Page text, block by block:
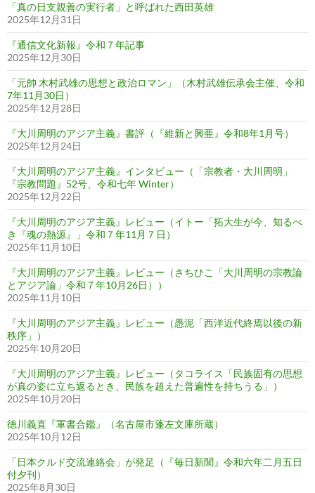
「真の日支親善の実行者」と呼ばれた西田英雄
2025年12月31日
『通信文化新報』令和７年記事
2025年12月30日
「元帥 木村武雄の思想と政治ロマン」（木村武雄伝承会主催、令和
7年11月30日）
2025年12月28日
『大川周明のアジア主義』書評（『維新と興亜』令和8年1月号）
2025年12月24日
『大川周明のアジア主義』インタビュー（「宗教者・大川周明」
『宗教問題』52号、令和七年 Winter）
2025年12月22日
『大川周明のアジア主義』レビュー（イトー「拓大生が今、知るべ
き『魂の熱源』」令和７年11月７日）
2025年11月10日
『大川周明のアジア主義』レビュー（さちひこ「大川周明の宗教論
とアジア論」令和７年10月26日））
2025年11月10日
『大川周明のアジア主義』レビュー（愚泥「西洋近代終焉以後の新
秩序」）
2025年10月20日
『大川周明のアジア主義』レビュー（タコライス「民族固有の思想
が真の姿に立ち返るとき、民族を超えた普遍性を持ちうる」）
2025年10月20日
徳川義直『軍書合鑑』（名古屋市蓬左文庫所蔵）
2025年10月12日
「日本クルド交流連絡会」が発足（『毎日新聞』令和六年二月五日
付夕刊）
2025年8月30日